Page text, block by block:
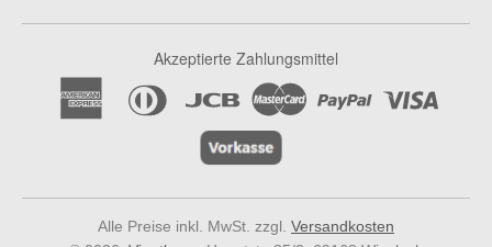
Akzeptierte Zahlungsmittel
Alle Preise inkl. MwSt. zzgl. Versandkosten